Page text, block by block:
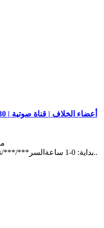
الارتباط:https://discord.com/channels/***/***بداية: 0-1 ساعةالسر..